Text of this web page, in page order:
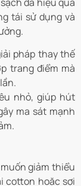
tái sử dụng và
pháp thay thế
trang điểm mà
nhỏ, giúp hút
ma sát mạnh
giảm thiểu
cotton hoặc sợi